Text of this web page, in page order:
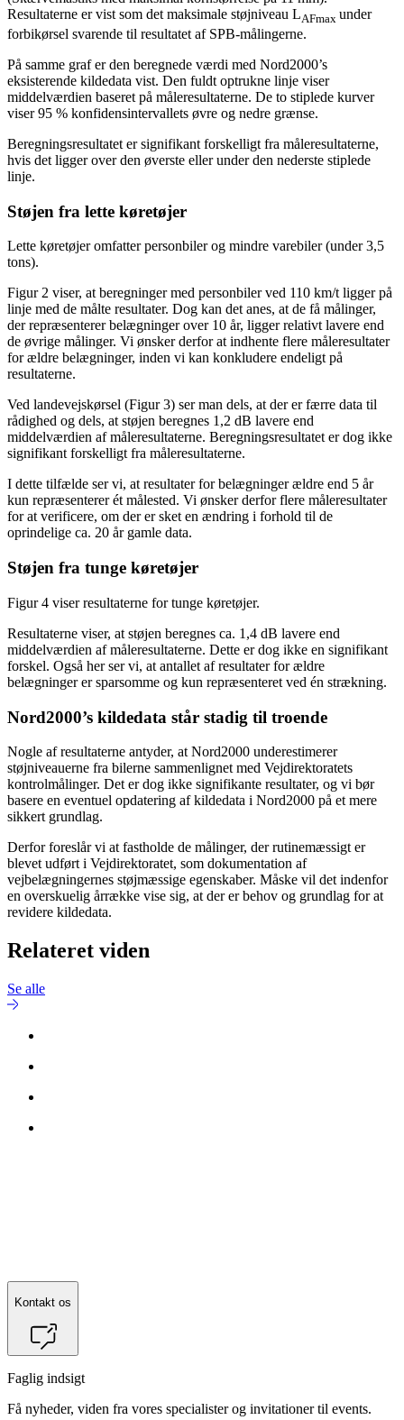
Resultaterne er vist som det maksimale støjniveau LAFmax under
forbikørsel svarende til resultatet af SPB-målingerne.
På samme graf er den beregnede værdi med Nord2000’s
eksisterende kildedata vist. Den fuldt optrukne linje viser
middelværdien baseret på måleresultaterne. De to stiplede kurver
viser 95 % konfidensintervallets øvre og nedre grænse.
Beregningsresultatet er signifikant forskelligt fra måleresultaterne,
hvis det ligger over den øverste eller under den nederste stiplede
linje.
Støjen fra lette køretøjer
Lette køretøjer omfatter personbiler og mindre varebiler (under 3,5
tons).
Figur 2 viser, at beregninger med personbiler ved 110 km/t ligger på
linje med de målte resultater. Dog kan det anes, at de få målinger,
der repræsenterer belægninger over 10 år, ligger relativt lavere end
de øvrige målinger. Vi ønsker derfor at indhente flere måleresultater
for ældre belægninger, inden vi kan konkludere endeligt på
resultaterne.
Ved landevejskørsel (Figur 3) ser man dels, at der er færre data til
rådighed og dels, at støjen beregnes 1,2 dB lavere end
middelværdien af måleresultaterne. Beregningsresultatet er dog ikke
signifikant forskelligt fra måleresultaterne.
I dette tilfælde ser vi, at resultater for belægninger ældre end 5 år
kun repræsenterer ét målested. Vi ønsker derfor flere måleresultater
for at verificere, om der er sket en ændring i forhold til de
oprindelige ca. 20 år gamle data.
Støjen fra tunge køretøjer
Figur 4 viser resultaterne for tunge køretøjer.
Resultaterne viser, at støjen beregnes ca. 1,4 dB lavere end
middelværdien af måleresultaterne. Dette er dog ikke en signifikant
forskel. Også her ser vi, at antallet af resultater for ældre
belægninger er sparsomme og kun repræsenteret ved én strækning.
Nord2000’s kildedata står stadig til troende
Nogle af resultaterne antyder, at Nord2000 underestimerer
støjniveauerne fra bilerne sammenlignet med Vejdirektoratets
kontrolmålinger. Det er dog ikke signifikante resultater, og vi bør
basere en eventuel opdatering af kildedata i Nord2000 på et mere
sikkert grundlag.
Derfor foreslår vi at fastholde de målinger, der rutinemæssigt er
blevet udført i Vejdirektoratet, som dokumentation af
vejbelægningernes støjmæssige egenskaber. Måske vil det indenfor
en overskuelig årrække vise sig, at der er behov og grundlag for at
revidere kildedata.
Relateret viden
Se alle
Kontakt os
Faglig indsigt
Få nyheder, viden fra vores specialister og invitationer til events.